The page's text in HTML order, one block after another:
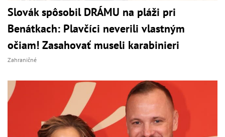
Slovák spôsobil DRÁMU na pláži pri
Benátkach: Plavčíci neverili vlastným
očiam! Zasahovať museli karabinieri
Zahraničné